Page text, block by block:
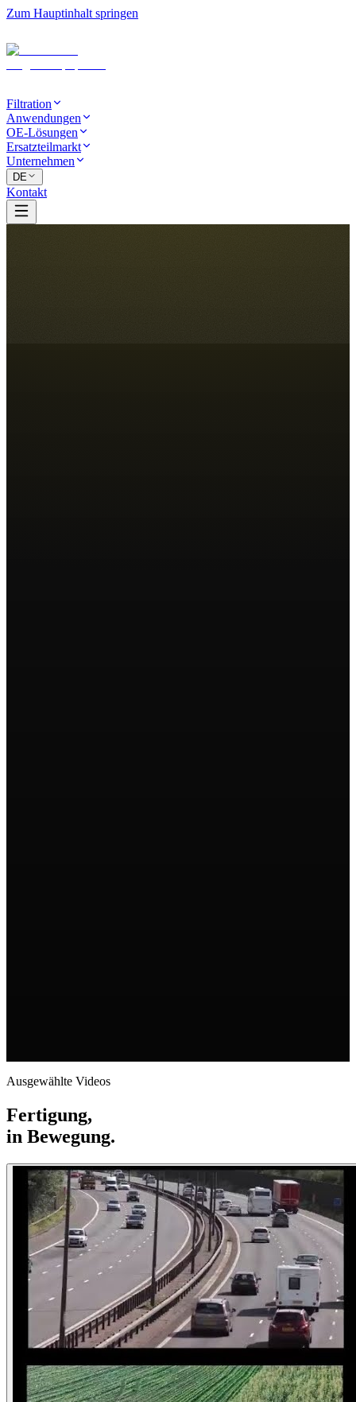
Zum Hauptinhalt springen
Filtration
Anwendungen
OE-Lösungen
Ersatzteilmarkt
Unternehmen
DE
Kontakt
Ausgewählte Videos
Fertigung,
in Bewegung.